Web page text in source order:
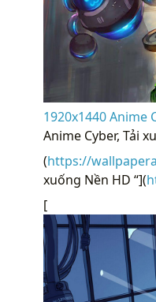
1920x1440 Anime
Anime Cyber, Tải
(https://
xuống Nền HD “](
[